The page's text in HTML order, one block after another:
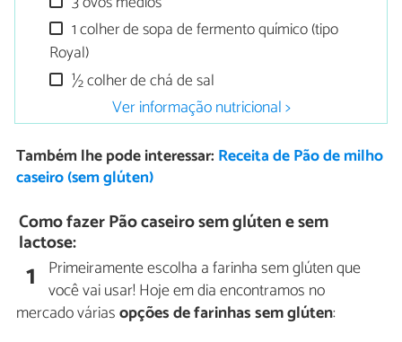
1 colher de sopa de fermento químico (tipo
Royal)
½ colher de chá de sal
Ver informação nutricional >
Também lhe pode interessar: Receita de Pão de milho
caseiro (sem glúten)
Como fazer Pão caseiro sem glúten e sem
lactose:
1 Primeiramente escolha a farinha sem glúten que
você vai usar! Hoje em dia encontramos no
mercado váriasopções de farinhas sem glúten: